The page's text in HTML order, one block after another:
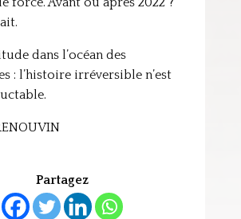
dans l’océan des
: l’histoire irréversible n’est
Partagez